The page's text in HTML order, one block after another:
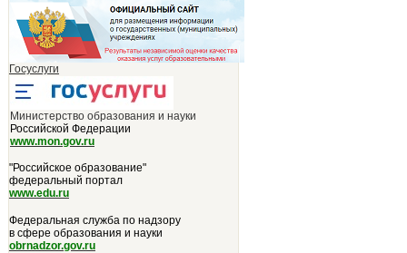
Госуслуги
Министерство образования и науки
Российской Федерации
www.mon.gov.ru
"Российское образование"
федеральный портал
www.edu.ru
Федеральная служба по надзору
в сфере образования и науки
obrnadzor.gov.ru